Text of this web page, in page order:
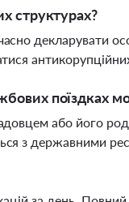
структурах?
декларувати
поїздках
або його
з державними